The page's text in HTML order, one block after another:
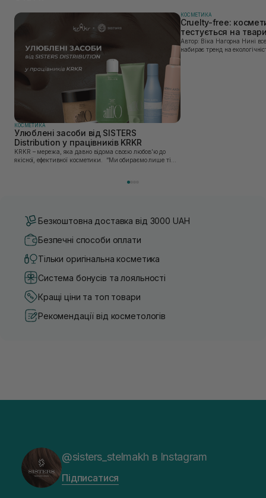
КОСМЕТИКА
Улюблені засоби від SISTERS
Distribution у працівників KRKR
KRKR – мережа, яка давно відома своєю любов’ю до
якісної, ефективної косметики. “Ми обираємо лише ті
КОСМЕТИКА
Cruelty-free:
тестується на
Автор: Віка Нагорна Нині все більшої популярності
набирає тренд на
Безкоштовна доставка від 3000 UAH
Безпечні способи оплати
Тільки оригінальна косметика
Система бонусів та лояльності
Кращі ціни та топ товари
Рекомендації від косметологів
@sisters_stelmakh в Instagram
Підписатися